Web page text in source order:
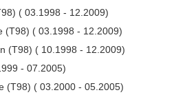
( 03.1998 - 12.2009)
(T98) ( 03.1998 - 12.2009)
(T98) ( 10.1998 - 12.2009)
- 07.2005)
(T98) ( 03.2000 - 05.2005)